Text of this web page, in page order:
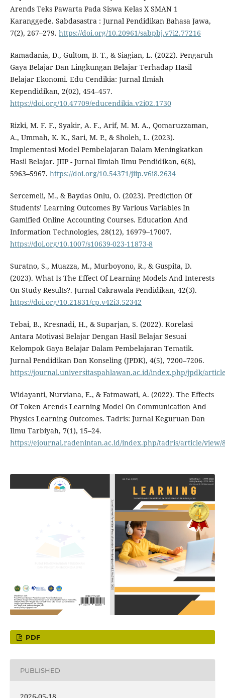
Arends Teks Pawarta Pada Siswa Kelas X SMAN 1
Karanggede. Sabdasastra : Jurnal Pendidikan Bahasa Jawa,
7(2), 267–279. https://doi.org/10.20961/sabpbj.v7i2.77216
Ramadania, D., Gultom, B. T., & Siagian, L. (2022). Pengaruh
Gaya Belajar Dan Lingkungan Belajar Terhadap Hasil
Belajar Ekonomi. Edu Cendikia: Jurnal Ilmiah
Kependidikan, 2(02), 454–457.
https://doi.org/10.47709/educendikia.v2i02.1730
Rizki, M. F. F., Syakir, A. F., Arif, M. M. A., Qomaruzzaman,
A., Ummah, K. K., Sari, M. P., & Sholeh, L. (2023).
Implementasi Model Pembelajaran Dalam Meningkatkan
Hasil Belajar. JIIP - Jurnal Ilmiah Ilmu Pendidikan, 6(8),
5963–5967. https://doi.org/10.54371/jiip.v6i8.2634
Sercemeli, M., & Baydas Onlu, O. (2023). Prediction Of
Students’ Learning Outcomes By Various Variables In
Gamified Online Accounting Courses. Education And
Information Technologies, 28(12), 16979–17007.
https://doi.org/10.1007/s10639-023-11873-8
Suratno, S., Muazza, M., Murboyono, R., & Guspita, D.
(2023). What Is The Effect Of Learning Models And Interests
On Study Results?. Jurnal Cakrawala Pendidikan, 42(3).
https://doi.org/10.21831/cp.v42i3.52342
Tebai, B., Kresnadi, H., & Suparjan, S. (2022). Korelasi
Antara Motivasi Belajar Dengan Hasil Belajar Sesuai
Kelompok Gaya Belajar Dalam Pembelajaran Tematik.
Jurnal Pendidikan Dan Konseling (JPDK), 4(5), 7200–7206.
https://journal.universitaspahlawan.ac.id/index.php/jpdk/
Widayanti, Nurviana, E., & Fatmawati, A. (2022). The Effects
Of Token Arends Learning Model On Communication And
Physics Learning Outcomes. Tadris: Jurnal Keguruan Dan
Ilmu Tarbiyah, 7(1), 15–24.
https://ejournal.radenintan.ac.id/index.php/tadris/article/view/
PDF
PUBLISHED
2026-05-18